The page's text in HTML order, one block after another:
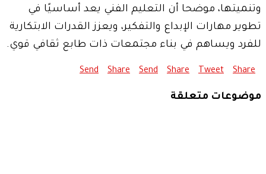
وتنميتها، موضحا أن التعليم الفني يعد أساسيًا في
تطوير مهارات الإبداع والتفكير، ويعزز القدرات الابتكارية
للفرد ويساهم في بناء مجتمعات ذات طابع ثقافي قوي.
Share
Tweet
Share
Send
Share
Send
موضوعات متعلقة